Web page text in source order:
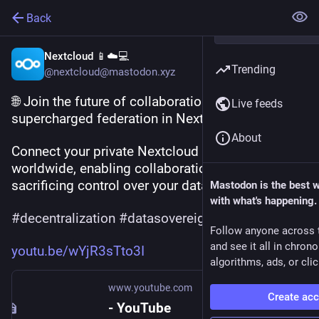
Back
Nextcloud 📱☁️💻
@nextcloud@mastodon.xyz
🌐 Join the future of collaboration with new
supercharged federation in Nextcloud!
Connect your private Nextcloud with servers
worldwide, enabling collaboration without
sacrificing control over your data or privacy.
#decentralization #datasovereignty
youtu.be/wYjR3sTto3I
www.youtube.com
- YouTube
Trending
Live feeds
About
Mastodon is the best
with what's happening.
Follow anyone across
and see it all in
algorithms, ads, or
Create